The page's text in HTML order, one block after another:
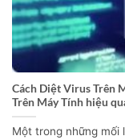
Cách Diệt Virus Trên
Trên Máy Tính hiệu
Một trong những mối